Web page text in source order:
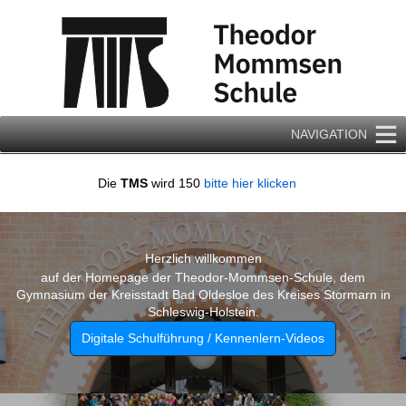
NAVIGATION
Die TMS wird 150 bitte hier klicken
Herzlich willkommen
auf der Homepage der Theodor-Mommsen-Schule, dem
Gymnasium der Kreisstadt Bad Oldesloe des Kreises Stormarn in
Schleswig-Holstein.
Digitale Schulführung / Kennenlern-Videos